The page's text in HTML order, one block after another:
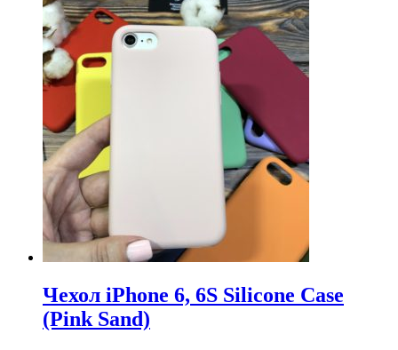
Чехол iPhone 6, 6S Silicone Case
(Pink Sand)